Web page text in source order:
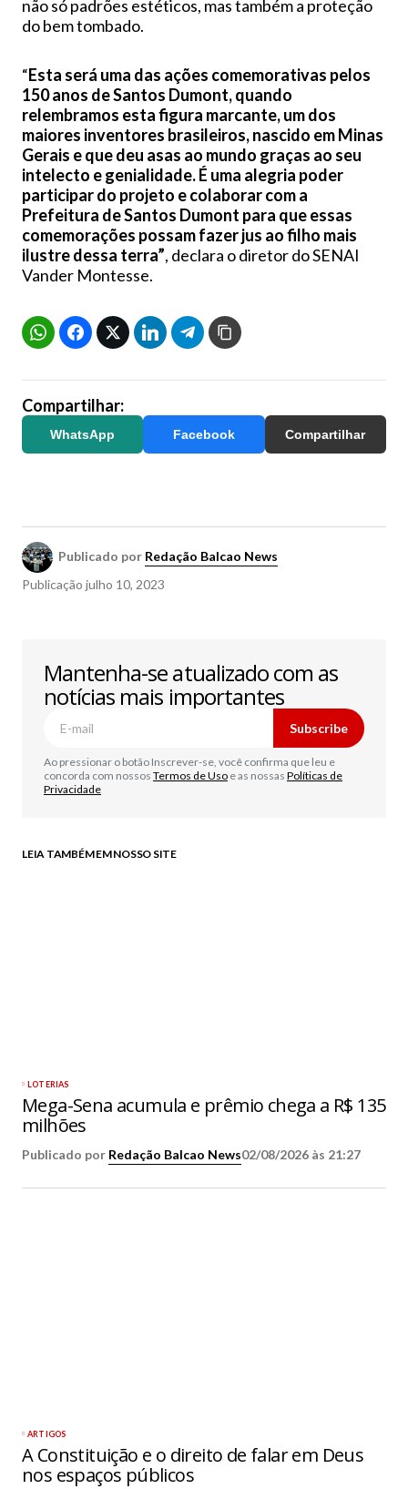
não só padrões estéticos, mas também a proteção
do bem tombado.
“Esta será uma das ações comemorativas pelos
150 anos de Santos Dumont, quando
relembramos esta figura marcante, um dos
maiores inventores brasileiros, nascido em Minas
Gerais e que deu asas ao mundo graças ao seu
intelecto e genialidade. É uma alegria poder
participar do projeto e colaborar com a
Prefeitura de Santos Dumont para que essas
comemorações possam fazer jus ao filho mais
ilustre dessa terra”, declara o diretor do SENAI
Vander Montesse.
Compartilhar:
WhatsApp Facebook Compartilhar
Publicado por Redação Balcao News
Publicação julho 10, 2023
Mantenha-se atualizado com as
notícias mais importantes
Subscribe
Ao pressionar o botão Inscrever-se, você confirma que leu e
concorda com nossos Termos de Uso e as nossas Políticas de
Privacidade
LEIA TAMBÉM EM NOSSO SITE
LOTERIAS
Mega-Sena acumula e prêmio chega a R$ 135
milhões
Publicado por Redação Balcao News02/08/2026 às 21:27
ARTIGOS
A Constituição e o direito de falar em Deus
nos espaços públicos